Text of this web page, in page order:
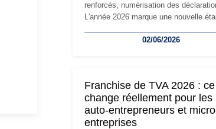
renforcés, numérisation des
L'année 2026 marque une nouvelle
travailleurs indépendants. Si le régime
réglementaire plus exigeant.
principaux changements et des
à prendre pour éviter les mauvaises
surprises.
02/06/2026
Franchise de TVA 2026 :
change réellement pour les
auto-entrepreneurs et
entreprises